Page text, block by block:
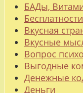
БАДы,
Вкусная
Вкусные
Вопрос
Выгодные
Денежные
Деньги